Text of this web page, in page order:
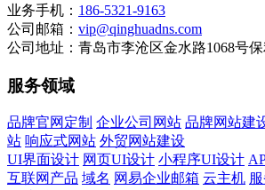
业务手机： 186-5321-9163
公司邮箱： vip@qinghuadns.com
公司地址：青岛市李沧区金水路1068号
服务领域
品牌官网定制 企业公司网站 品牌网站建
站 响应式网站 外贸网站建设
UI界面设计 网页UI设计 小程序UI设计
互联网产品 域名 网易企业邮箱 云主机